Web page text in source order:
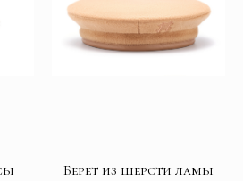
Берет из шерсти ламы